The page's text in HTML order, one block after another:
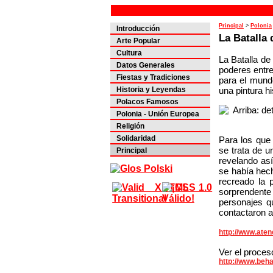
Introducción
Arte Popular
Cultura
Datos Generales
Fiestas y Tradiciones
Historia y Leyendas
Polacos Famosos
Polonia - Unión Europea
Religión
Solidaridad
Principal
Principal > Polonia
La Batalla
La Batalla
poderes
para el
una pintura
Para los
se trata de
revelando
se había
recreado la
personajes
contactaron
http://
Ver el
http://